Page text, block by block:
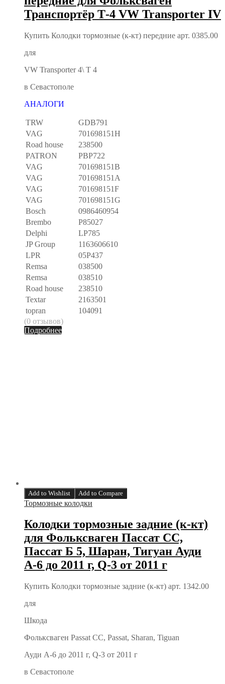
Транспортёр Т-4 VW Transporter IV
Купить Колодки тормозные (к-кт) передние арт. 0385.00
для
VW Transporter 4\ T 4
в Севастополе
АНАЛОГИ
TRW
GDB791
VAG
701698151H
Road house
238500
PATRON
PBP722
VAG
701698151B
VAG
701698151A
VAG
701698151F
VAG
701698151G
Bosch
0986460954
Brembo
P85027
Delphi
LP785
JP Group
1163606610
LPR
05P437
Remsa
038500
Remsa
038510
Road house
238510
Textar
2163501
topran
104091
(0 отзывов)
Подробнее
Add to Wishlist Add to Compare
Тормозные колодки
Колодки тормозные задние (к-кт)
для Фольксваген Пассат CC,
Пассат Б 5, Шаран, Тигуан Ауди
А-6 до 2011 г, Q-3 от 2011 г
Купить Колодки тормозные задние (к-кт) арт. 1342.00
для
Шкода
Фольксваген Passat CC, Passat, Sharan, Tiguan
Ауди А-6 до 2011 г, Q-3 от 2011 г
в Севастополе